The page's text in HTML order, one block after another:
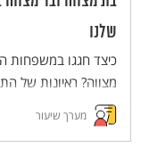
שלנו
כיצד חגגו במשפחות
מצווה? ראיונות של
אליהם יסייעו לנו
השונות לציון החגיגה
מערך שיעור